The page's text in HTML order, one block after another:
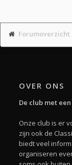
Forumoverzicht
OVER ONS
De club met
Onze club is er
zijn ook de
biedt veel
organiseren